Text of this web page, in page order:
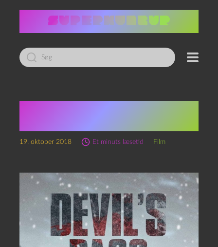
Led
efter:
19. oktober 2018 Et minuts læsetid Film